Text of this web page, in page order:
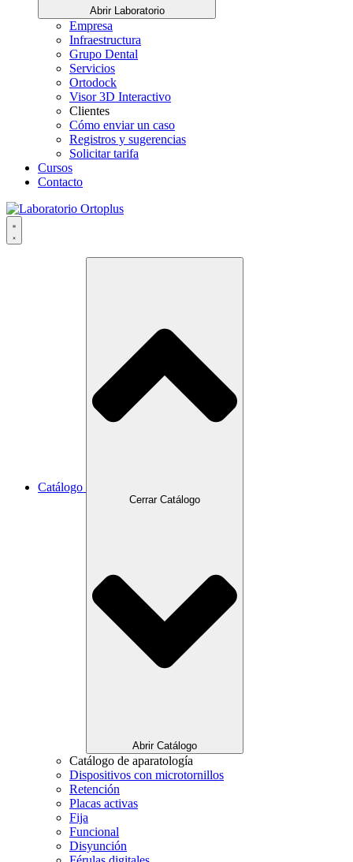
Abrir Laboratorio
Empresa
Infraestructura
Grupo Dental
Servicios
Ortodock
Visor 3D Interactivo
Clientes
Cómo enviar un caso
Registros y sugerencias
Solicitar tarifa
Cursos
Contacto
Catálogo
Cerrar Catálogo
Abrir Catálogo
Catálogo de aparatología
Dispositivos con microtornillos
Retención
Placas activas
Fija
Funcional
Disyunción